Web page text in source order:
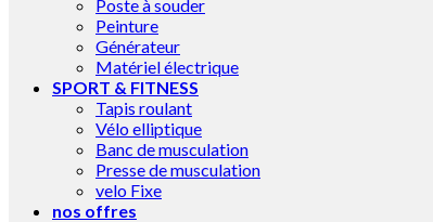
Poste à souder
Peinture
Générateur
Matériel électrique
SPORT & FITNESS
Tapis roulant
Vélo elliptique
Banc de musculation
Presse de musculation
velo Fixe
nos offres